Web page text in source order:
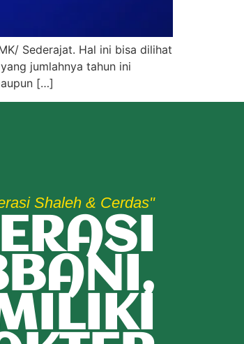
Sederajat. Hal ini bisa dilihat
jumlahnya tahun ini
[…]
Shaleh & Cerdas"